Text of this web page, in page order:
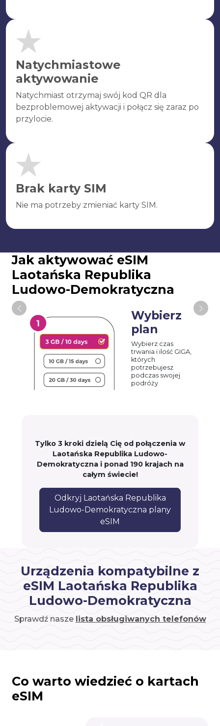
Natychmiastowe
aktywowanie
Natychmiast otrzymaj swój kod QR dla
bezproblemowej aktywacji i połącz się zaraz po
przylocie.
Brak karty SIM
Nie ma potrzeby zmieniać karty SIM.
Jak aktywować eSIM
Laotańska Republika
Ludowo-Demokratyczna
Wybierz
plan
Wybierz czas
trwania i ilość GIGA,
których
potrzebujesz
podczas swojej
podróży
Tylko 3 kroki dzielą Cię od połączenia w
Laotańska Republika Ludowo-
Demokratyczna i ponad 190 krajach na
całym świecie!
Odkryj Laotańska Republika
Ludowo-Demokratyczna plany
eSIM
Urządzenia kompatybilne z
eSIM Laotańska Republika
Ludowo-Demokratyczna
Sprawdź nasze lista obsługiwanych telefonów
Co warto wiedzieć o kartach
eSIM